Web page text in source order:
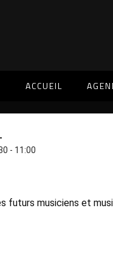
ACCUEIL
- 11:00
futurs musiciens et